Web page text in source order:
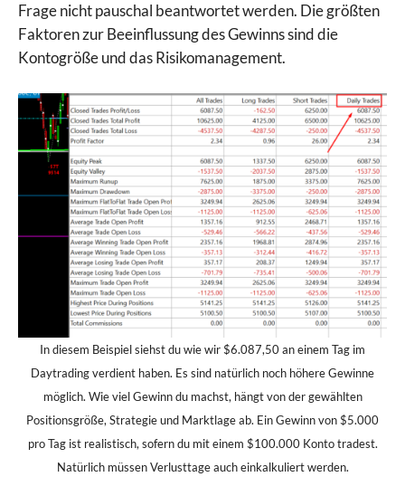
Frage nicht pauschal beantwortet werden. Die größten
Faktoren zur Beeinflussung des Gewinns sind die
Kontogröße und das Risikomanagement.
In diesem Beispiel siehst du wie wir $6.087,50 an einem Tag im
Daytrading verdient haben. Es sind natürlich noch höhere Gewinne
möglich. Wie viel Gewinn du machst, hängt von der gewählten
Positionsgröße, Strategie und Marktlage ab. Ein Gewinn von $5.000
pro Tag ist realistisch, sofern du mit einem $100.000 Konto tradest.
Natürlich müssen Verlusttage auch einkalkuliert werden.